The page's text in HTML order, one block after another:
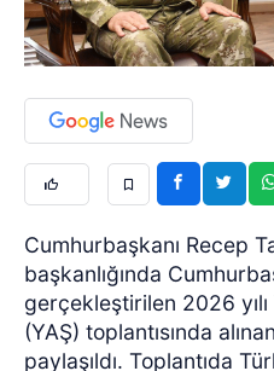
Cumhurbaşkanı Recep
başkanlığında
gerçekleştirilen 2026
(YAŞ) toplantısında
paylaşıldı. Toplantıda